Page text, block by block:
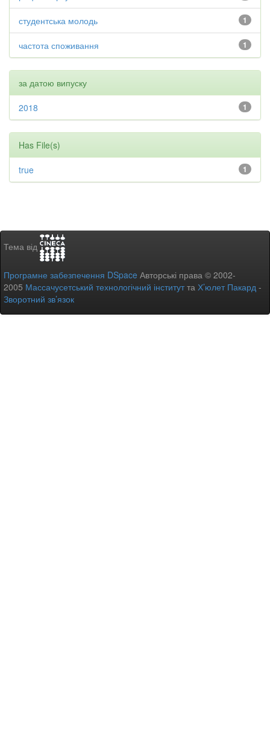
1
студентська молодь
1
частота споживання
за датою випуску
1
2018
Has File(s)
1
true
Тема від
Програмне забезпечення DSpace Авторські права © 2002-
2005 Массачусетський технологічний інститутта Х’юлет Пакард -
Зворотний зв’язок